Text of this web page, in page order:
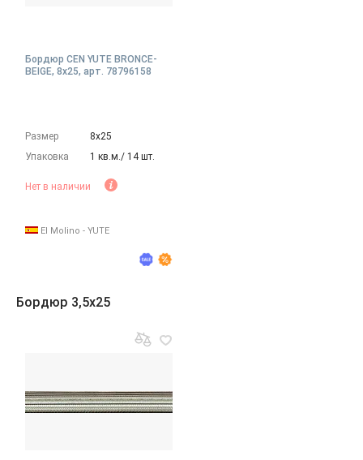
Бордюр CEN YUTE BRONCE-
BEIGE, 8x25, арт. 78796158
Размер
8х25
Упаковка
1 кв.м./ 14 шт.
Нет в наличии
El Molino - YUTE
Бордюр 3,5x25